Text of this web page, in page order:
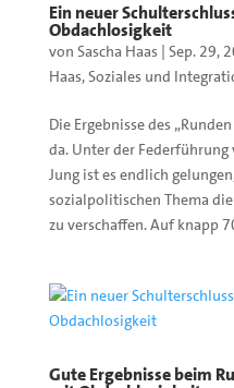
Ein neuer
Obdachlosigkeit
von Sascha Haas| Sep. 29,
Haas,Soziales und
Die Ergebnisse des
da. Unter der
Jung ist es endlich
sozialpolitischen Thema
zu verschaffen. Auf knapp
Gute Ergebnisse beim